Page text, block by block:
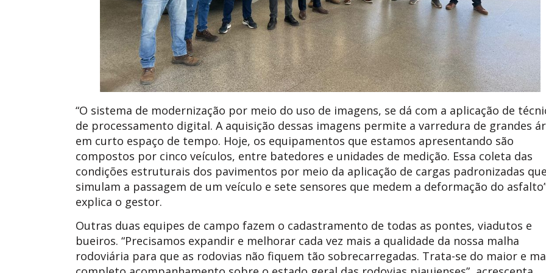
“O sistema de modernização por meio do uso de imagens, se dá com a aplicação de
de processamento digital. A aquisição dessas imagens permite a varredura de grandes
em curto espaço de tempo. Hoje, os equipamentos que estamos apresentando são
compostos por cinco veículos, entre batedores e unidades de medição. Essa coleta das
condições estruturais dos pavimentos por meio da aplicação de cargas padronizadas que
simulam a passagem de um veículo e sete sensores que medem a deformação do
explica o gestor.
Outras duas equipes de campo fazem o cadastramento de todas as pontes, viadutos e
bueiros. “Precisamos expandir e melhorar cada vez mais a qualidade da nossa malha
rodoviária para que as rodovias não fiquem tão sobrecarregadas. Trata-se do maior e